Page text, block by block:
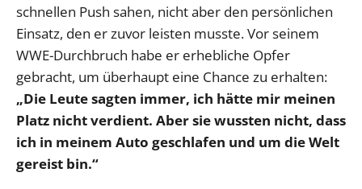
schnellen Push sahen, nicht aber den persönlichen
Einsatz, den er zuvor leisten musste. Vor seinem
WWE-Durchbruch habe er erhebliche Opfer
gebracht, um überhaupt eine Chance zu erhalten:
„Die Leute sagten immer, ich hätte mir meinen
Platz nicht verdient. Aber sie wussten nicht, dass
ich in meinem Auto geschlafen und um die Welt
gereist bin.“